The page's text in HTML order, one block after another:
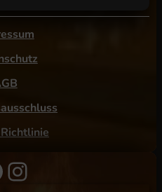
Instagram